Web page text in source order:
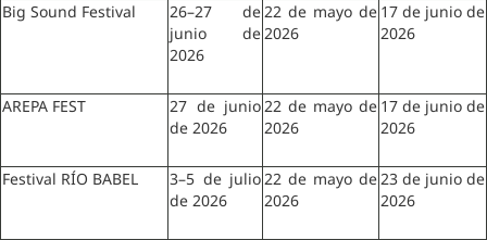
Big Sound Festival
26–27 de
junio de
2026
22 de mayo de
2026
17 de junio de
2026
AREPA FEST
27 de junio
de 2026
22 de mayo de
2026
17 de junio de
2026
Festival RÍO BABEL
3–5 de julio
de 2026
22 de mayo de
2026
23 de junio de
2026